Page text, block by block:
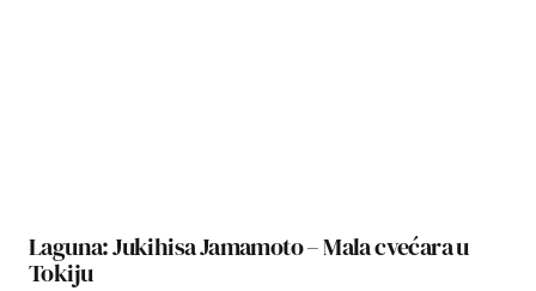
Laguna: Jukihisa Jamamoto – Mala cvećara u
Tokiju